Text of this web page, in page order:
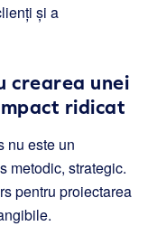
și a
crearea unei
ridicat
nu este un
metodic, strategic.
pentru proiectarea